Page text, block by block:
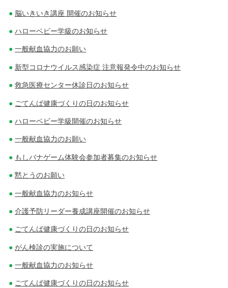
脳いきいき講座 開催のお知らせ
ハローベビー学級のお知らせ
一般献血協力のお願い
新型コロナウイルス感染症 注意報発令中のお知らせ
救急医療センター休診日のお知らせ
ごてんば健康づくりの日のお知らせ
ハローベビー学級開催のお知らせ
一般献血協力のお願い
もしバナゲーム体験会参加者募集のお知らせ
黙とうのお願い
一般献血協力のお知らせ
介護予防リーダー養成講座開催のお知らせ
ごてんば健康づくりの日のお知らせ
がん検診の実施について
一般献血協力のお知らせ
ごてんば健康づくりの日のお知らせ